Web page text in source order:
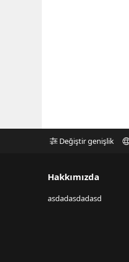
Değiştir genişlik
Hakkımızda
asdadasdadasd